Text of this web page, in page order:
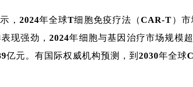
，2024年全球T细胞免疫疗法（CAR-T）
现强劲，2024年细胞与基因治疗市场规模
亿元。有国际权威机构预测，到2030年全球